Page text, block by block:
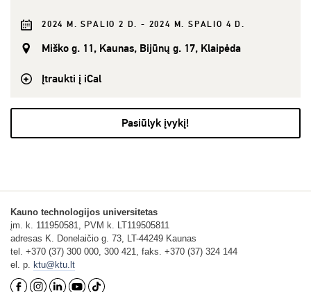
2024 M. SPALIO 2 D. - 2024 M. SPALIO 4 D.
Miško g. 11, Kaunas, Bijūnų g. 17, Klaipėda
Įtraukti į iCal
Pasiūlyk įvykį!
Kauno technologijos universitetas
įm. k. 111950581, PVM k. LT119505811
adresas K. Donelaičio g. 73, LT-44249 Kaunas
tel. +370 (37) 300 000, 300 421, faks. +370 (37) 324 144
el. p. ktu@ktu.lt